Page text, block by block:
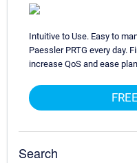
Intuitive to Use. Easy to
Paessler PRTG every day.
increase QoS and ease
Search